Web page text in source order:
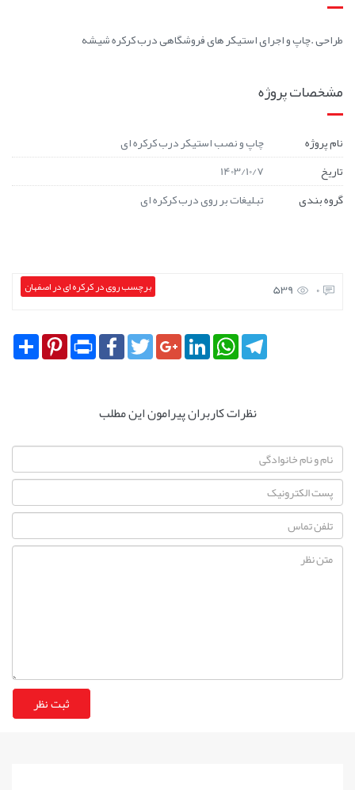
طراحی .چاپ و اجرای استیکر های فروشگاهی درب کرکره شیشه
مشخصات پروژه
نام پروژه
چاپ و نصب استیکر درب کرکره ای
تاریخ
1403/10/7
گروه بندی
تبلیغات بر روی درب کرکره ای
برچسب روی در کرکره ای در اصفهان 0
539
Share
Pinterest Print
FacebookTwitterGoogle+LinkedIn
WhatsAppTelegram
نظرات کاربران پیرامون این مطلب